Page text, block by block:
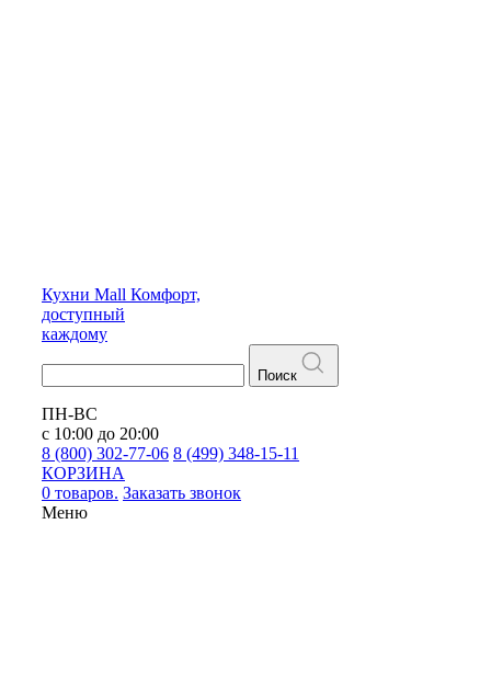
Кухни Mall Комфорт,
доступный
каждому
Поиск
ПН-ВС
с 10:00 до 20:00
8 (800) 302-77-06 8 (499) 348-15-11
КОРЗИНА
0 товаров. Заказать звонок
Меню